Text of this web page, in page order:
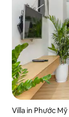
Villa in Phước Mỹ